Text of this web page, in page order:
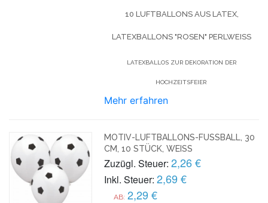
10 LUFTBALLONS AUS LATEX,
LATEXBALLONS "ROSEN" PERLWEISS
LATEXBALLOS ZUR DEKORATION DER
HOCHZEITSFEIER
Mehr erfahren
MOTIV-LUFTBALLONS-FUSSBALL, 30 C
M, 10 STÜCK, WEISS
Zuzügl. Steuer: 2,26 €
Inkl. Steuer: 2,69 €
AB: 2,29 €